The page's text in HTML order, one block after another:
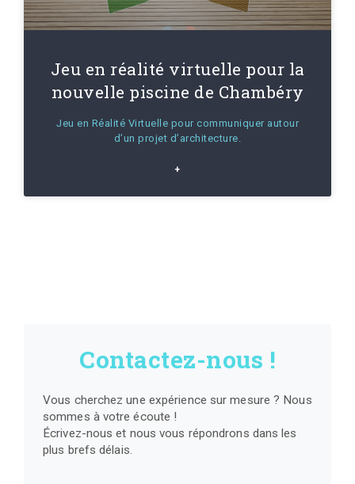
Jeu en réalité virtuelle pour la
nouvelle piscine de Chambéry
Jeu en Réalité Virtuelle pour communiquer autour
d’un projet d’architecture.
+
Contactez-nous !
Vous cherchez une expérience sur mesure ? Nous
sommes à votre écoute !
Écrivez-nous et nous vous répondrons dans les
plus brefs délais.